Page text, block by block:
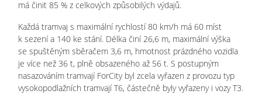
má činit 85 % z celkových způsobilých výdajů.
Každá tramvaj s maximální rychlostí 80 km/h má 60 míst
k sezení a 140 ke stání. Délka činí 26,6 m, maximální výška
se spuštěným sběračem 3,6 m, hmotnost prázdného vozidla
je více než 36 t, plně obsazeného až 56 t. S postupným
nasazováním tramvají ForCity byl zcela vyřazen z provozu typ
vysokopodlažních tramvají T6, částečně byly vyřazeny i vozy T3.